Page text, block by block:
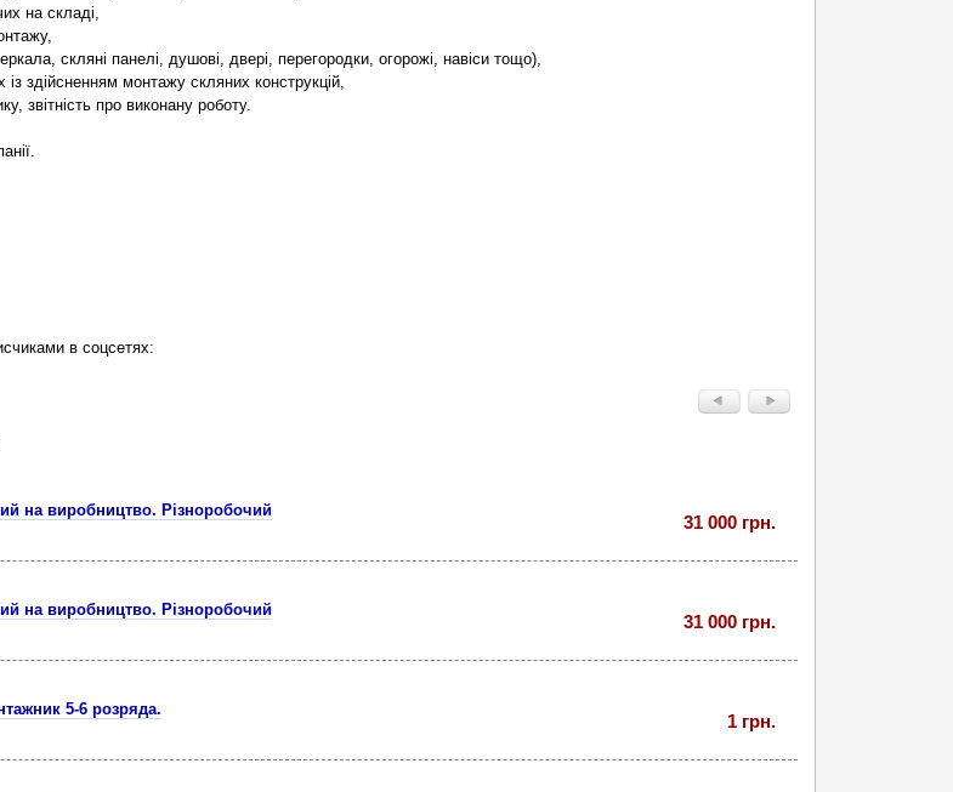
на складі,
скляні панелі, душові, двері, перегородки, огорожі, навіси тощо),
із здійсненням монтажу скляних конструкцій,
звітність про виконану роботу.
в соцсетях:
на виробництво. Різноробочий
31 000 грн.
на виробництво. Різноробочий
31 000 грн.
5-6 розрядa.
1 грн.